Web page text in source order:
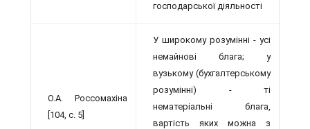
господар­ської діяльності
О.А. Россомахіна
[104, с. 5]
У широкому розумінні - усі
немайнові блага; у
вузькому (бухгалтерському
розу­мінні) - ті
нематеріальні блага,
вартість яких можна з